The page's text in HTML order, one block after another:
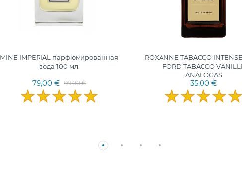
MINE IMPERIAL парфюмированная
вода 100 мл.
79,00 € 99,00 €
ROXANNE TABACCO
FORD TABACCO
ANALOGAS
35,00 €